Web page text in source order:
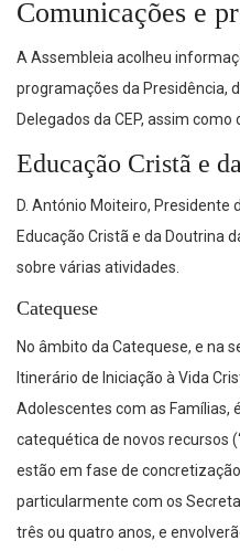
Comunicações e
A Assembleia acolheu
programações da Presidência,
Delegados da CEP, assim
Educação Cristã e
D. António Moiteiro, Presidente
Educação Cristã e da Doutrina
sobre várias atividades.
Catequese
No âmbito da Catequese, e na
Itinerário de Iniciação à Vida
Adolescentes com as Famílias,
catequética de novos recursos
estão em fase de
particularmente com os
três ou quatro anos, e